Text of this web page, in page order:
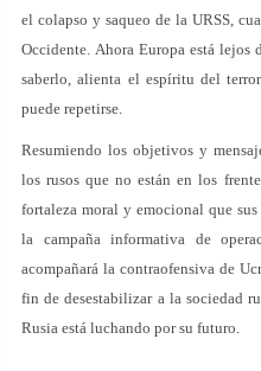
el colapso y saqueo de la URSS,
Occidente. Ahora Europa está lejos
saberlo, alienta el espíritu del
puede repetirse.
Resumiendo los objetivos y
los rusos que no están en los
fortaleza moral y emocional que
la campaña informativa de
acompañará la contraofensiva de
fin de desestabilizar a la sociedad
Rusia está luchando por su futuro.